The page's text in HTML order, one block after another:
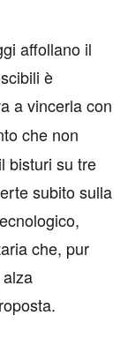
affollano il
è
a vincerla con
che non
bisturi su tre
subito sulla
che, pur